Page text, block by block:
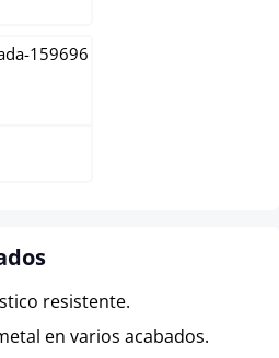
resistente.
en varios acabados.